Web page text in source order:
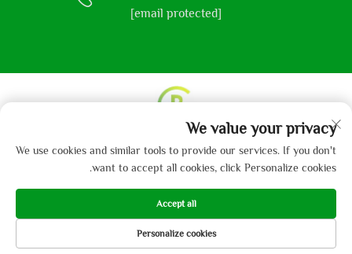
[email protected]
حقوق النشر © 2013-2024 من قبل شركة هيباي جايبو
للمنسوجات المحدودة. سياسة الخصوصية
الصفحة الرئيسية المنتجات البريد الإلكتروني هاتف
We value your privacy
We use cookies and similar tools to provide our services. If you don't
want to accept all cookies, click Personalize cookies.
Personalize cookies
Accept all